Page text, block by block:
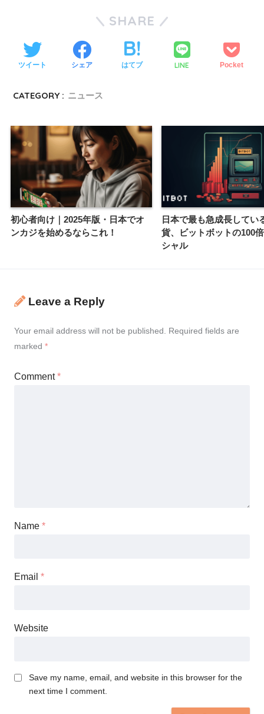
SHARE
ツイート シェア はてブ LINE Pocket
CATEGORY : ニュース
初心者向け｜2025年版・日本でオ
ンカジを始めるならこれ！
日本で最も急成長してい
貨、ビットボットの100
シャル
Leave a Reply
Your email address will not be published.
Required fields are
marked *
Comment*
Name *
Email *
Website
Save my name, email, and website in this browser for the
next time I comment.